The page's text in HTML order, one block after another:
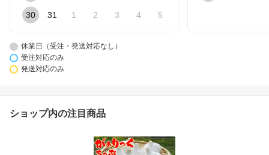
30 31 1 2 3 4 5
休業日（受注・発送対応なし）
受注対応のみ
発送対応のみ
ショップ内の注目商品